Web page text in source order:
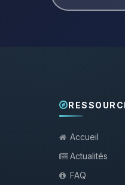
Accueil
Actualités
FAQ